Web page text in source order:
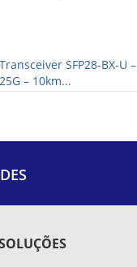
Transceiver SFP28-BX-U –
25G – 10km...